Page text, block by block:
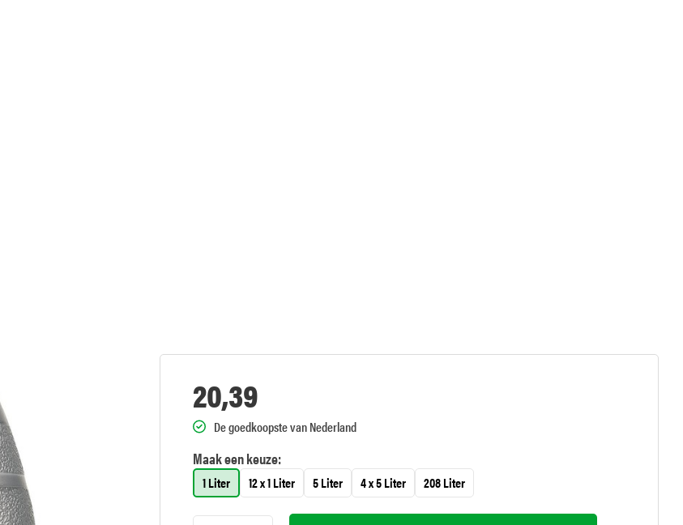
20,39
De goedkoopste van Nederland
Maak een keuze:
1 Liter 12 x 1 Liter 5 Liter 4 x 5 Liter 208 Liter